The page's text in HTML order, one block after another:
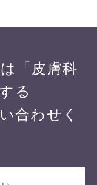
「皮膚科
る
合わせく